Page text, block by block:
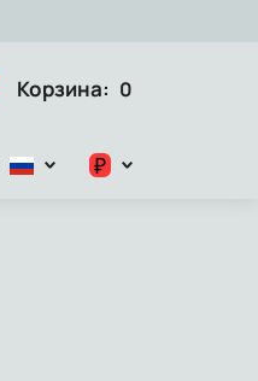
Корзина: 0
₽